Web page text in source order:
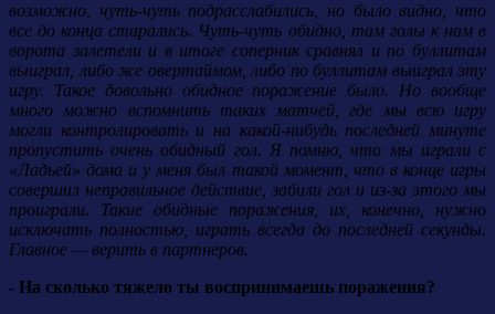
возможно, чуть-чуть подрасслабились, но было видно, что
все до конца старались. Чуть-чуть обидно, там голы к нам в
ворота залетели и в итоге соперник сравнял и по буллитам
выиграл, либо же овертаймом, либо по буллитам выиграл эту
игру. Такое довольно обидное поражение было. Но вообще
много можно вспомнить таких матчей, где мы всю игру
могли контролировать и на какой-нибудь последней минуте
пропустить очень обидный гол. Я помню, что мы играли с
«Ладьей» дома и у меня был такой момент, что в конце игры
совершил неправильное действие, забили гол и из-за этого мы
проиграли. Такие обидные поражения, их, конечно, нужно
исключать полностью, играть всегда до последней секунды.
Главное — верить в партнеров.
- На сколько тяжело ты воспринимаешь поражения?